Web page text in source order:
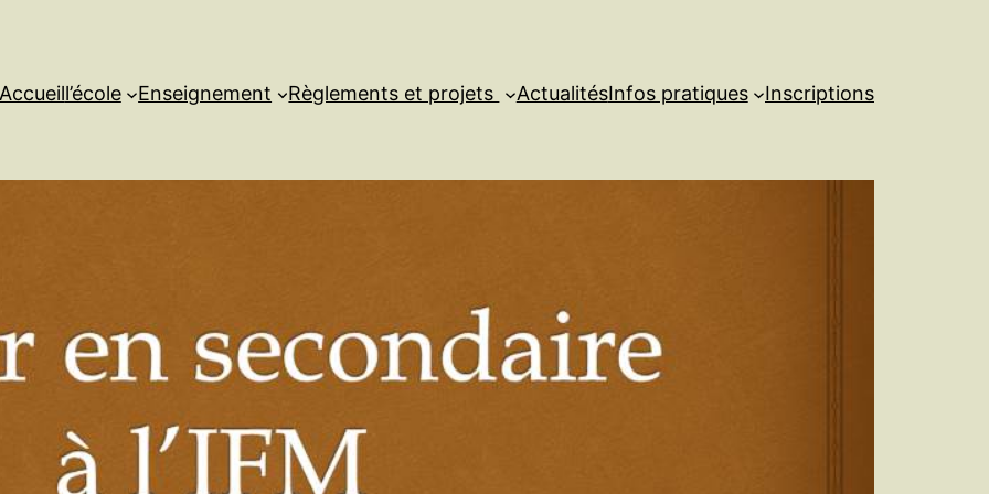
Accueill’école Enseignement Règlements et projets ActualitésInfos pratiques Inscriptions